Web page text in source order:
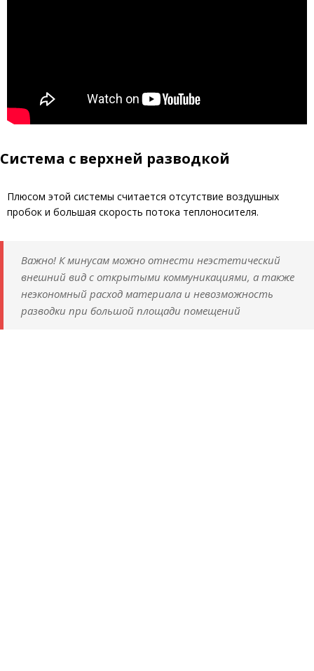
Система с верхней разводкой
Плюсом этой системы считается отсутствие воздушных
пробок и большая скорость потока теплоносителя.
Важно! К минусам можно отнести неэстетический
внешний вид с открытыми коммуникациями, а также
неэкономный расход материала и невозможность
разводки при большой площади помещений